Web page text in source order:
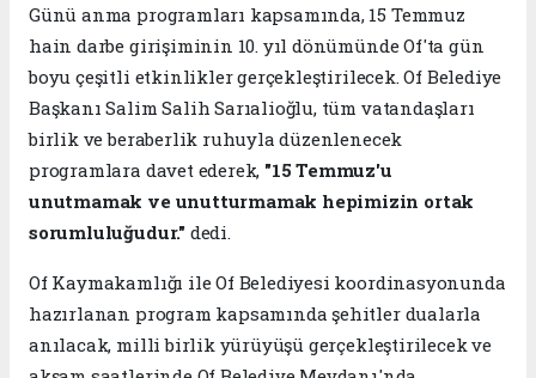
Günü anma programları kapsamında, 15 Temmuz
hain darbe girişiminin 10. yıl dönümünde Of'ta gün
boyu çeşitli etkinlikler gerçekleştirilecek. Of Belediye
Başkanı Salim Salih Sarıalioğlu, tüm vatandaşları
birlik ve beraberlik ruhuyla düzenlenecek
programlara davet ederek, "15 Temmuz'u
unutmamak ve unutturmamak hepimizin ortak
sorumluluğudur." dedi.
Of Kaymakamlığı ile Of Belediyesi koordinasyonunda
hazırlanan program kapsamında şehitler dualarla
anılacak, milli birlik yürüyüşü gerçekleştirilecek ve